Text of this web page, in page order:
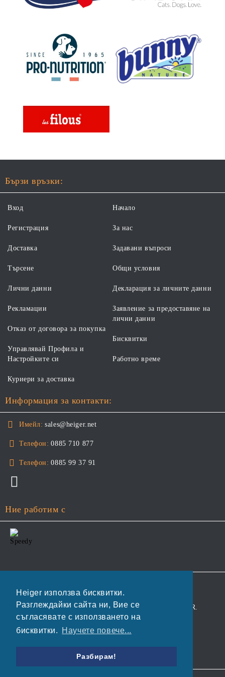
Heiger използва бисквитки.
Разглеждайки сайта ни, Вие се
съгласявате с използването на
бисквитки.
Научете повече...
Разбирам!
Бързи връзки:
Вход
Регистрация
Доставка
Търсене
Начало
За нас
Задавани въпроси
Общи условия
Лични данни
Рекламации
Отказ от договора за покупка
Управлявай Профила и
Настройките си
Декларация за личните данни
Заявление за предоставяне на
лични данни
Бисквитки
Работно време
Куриери за доставка
Информация за контакти:
Имейл: sales@heiger.net
Телефон: 0885 710 877
Телефон: 0885 99 37 91
Ние работим с
Нашият онлайн магазин е 100% съобразен с GDPR.
Прочетете нашата политика
Моите лични данни